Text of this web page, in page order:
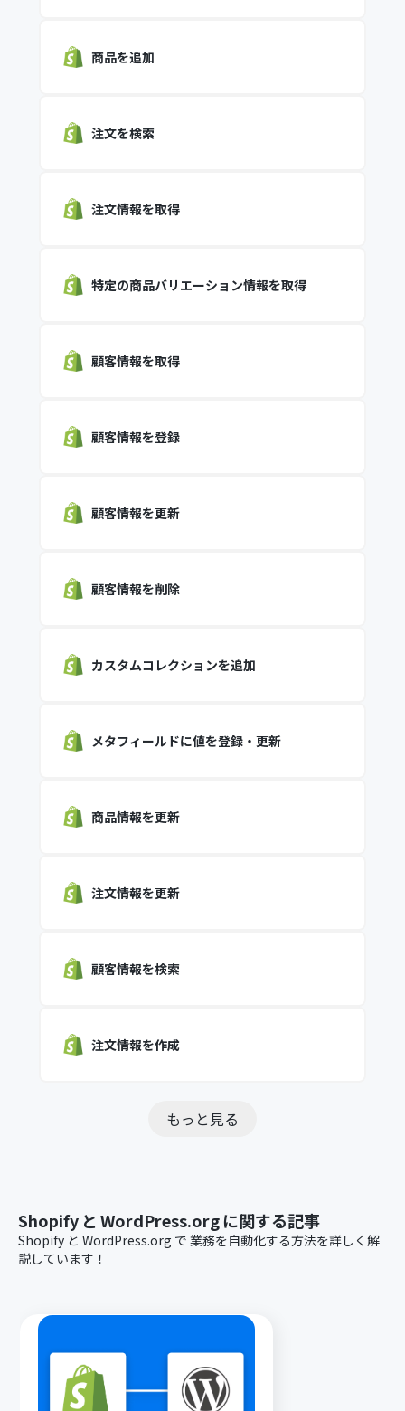
商品を追加
注文を検索
注文情報を取得
特定の商品バリエーション情報を取得
顧客情報を取得
顧客情報を登録
顧客情報を更新
顧客情報を削除
カスタムコレクションを追加
メタフィールドに値を登録・更新
商品情報を更新
注文情報を更新
顧客情報を検索
注文情報を作成
もっと見る
Shopify と WordPress.orgに関する記事
Shopify と WordPress.org で 業務を自動化する方法を詳しく解
説しています！